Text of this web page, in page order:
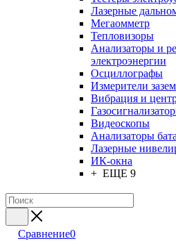
Лазерные
Мегаомметр
Тепловизоры
Анализаторы и
электроэнергии
Осциллографы
Измерители
Вибрация и
Видеоскопы
Анализаторы
Лазерные
ИК-окна
+ ЕЩЕ 9
Сравнение0